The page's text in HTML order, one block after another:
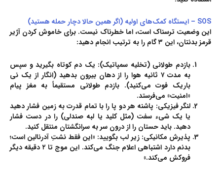
SOS – ایستگاه کمک‌های اولیه (اگر همین حالا دچار حمله هستید)
این وضعیت ترسناک است، اما خطرناک نیست. برای خاموش کردن آژیر
قرمز بدنتان، این ۳ گام را به ترتیب انجام دهید:
بازدم طولانی (تخلیه سمپاتیک): یک دم کوتاه بگیرید و سپس
به مدت ۷ ثانیه هوا را از دهان بیرون بدهید (انگار از یک نی
باریک فوت می‌کنید). بازدم طولانی مستقیماً به مغز پیام
«امنیت» می‌فرستد.
لنگر فیزیکی: پاشنه هر دو پا را با تمام قدرت به زمین فشار دهید
یا یک شیء سفت (مثل کلید یا لبه صندلی) را در دست فشار
دهید. باید حستان را از درون سر به سرانگشتان منتقل کنید.
پذیرش مکانیکی: زیر لب بگویید: «این فقط نشتِ آدرنالین است؛
بدنم دارد اشتباهی اعلام جنگ می‌کند. این موج تا ۲ دقیقه دیگر
فروکش می‌کند.»